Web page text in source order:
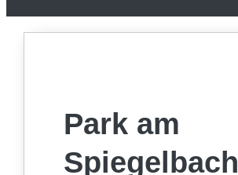
Park am
Spiegelbach